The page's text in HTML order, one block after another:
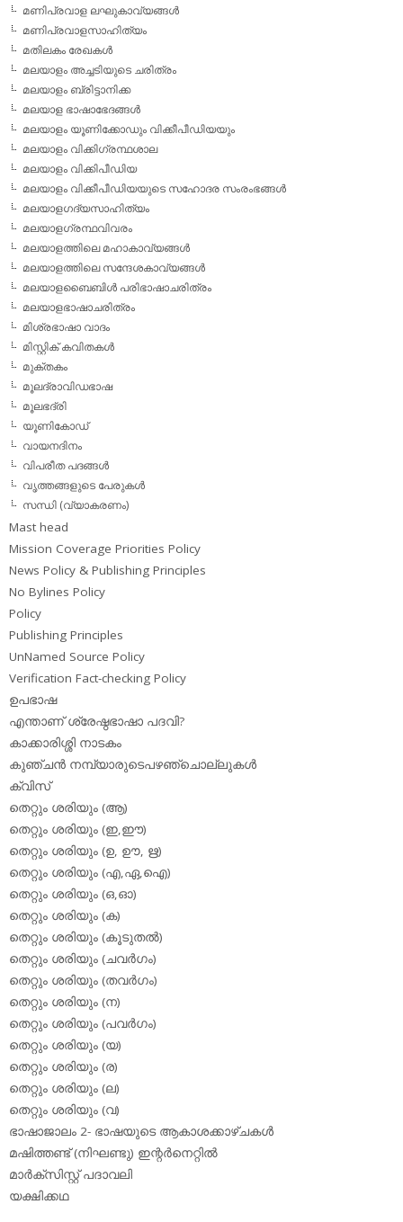
മണിപ്രവാള ലഘുകാവ്യങ്ങള്‍
മണിപ്രവാളസാഹിത്യം
മതിലകം രേഖകള്‍
മലയാളം അച്ചടിയുടെ ചരിത്രം
മലയാളം ബ്രിട്ടാനിക്ക
മലയാള ഭാഷാഭേദങ്ങള്‍
മലയാളം യൂണിക്കോഡും വിക്കീപീഡിയയും
മലയാളം വിക്കിഗ്രന്ഥശാല
മലയാളം വിക്കിപീഡിയ
മലയാളം വിക്കീപീഡിയയുടെ സഹോദര സംരംഭങ്ങള്‍
മലയാളഗദ്യസാഹിത്യം
മലയാളഗ്രന്ഥവിവരം
മലയാളത്തിലെ മഹാകാവ്യങ്ങള്‍
മലയാളത്തിലെ സന്ദേശകാവ്യങ്ങള്‍
മലയാളബൈബിള്‍ പരിഭാഷാചരിത്രം
മലയാളഭാഷാചരിത്രം
മിശ്രഭാഷാ വാദം
മിസ്റ്റിക് കവിതകള്‍
മുക്തകം
മൂലദ്രാവിഡഭാഷ
മൂലഭദ്രി
യൂണികോഡ്
വായനദിനം
വിപരീത പദങ്ങള്‍
വൃത്തങ്ങളുടെ പേരുകള്‍
സന്ധി (വ്യാകരണം)
Mast head
Mission Coverage Priorities Policy
News Policy & Publishing Principles
No Bylines Policy
Policy
Publishing Principles
UnNamed Source Policy
Verification Fact-checking Policy
ഉപഭാഷ
എന്താണ് ശ്രേഷ്ഠഭാഷാ പദവി?
കാക്കാരിശ്ശി നാടകം
കുഞ്ചന്‍ നമ്പ്യാരുടെപഴഞ്ചൊല്ലുകള്‍
ക്വിസ്
തെറ്റും ശരിയും (ആ)
തെറ്റും ശരിയും (ഇ,ഈ)
തെറ്റും ശരിയും (ഉ, ഊ, ഋ)
തെറ്റും ശരിയും (എ,ഏ,ഐ)
തെറ്റും ശരിയും (ഒ,ഓ)
തെറ്റും ശരിയും (ക)
തെറ്റും ശരിയും (കൂടുതല്‍)
തെറ്റും ശരിയും (ചവര്‍ഗം)
തെറ്റും ശരിയും (തവര്‍ഗം)
തെറ്റും ശരിയും (ന)
തെറ്റും ശരിയും (പവര്‍ഗം)
തെറ്റും ശരിയും (യ)
തെറ്റും ശരിയും (ര)
തെറ്റും ശരിയും (ല)
തെറ്റും ശരിയും (വ)
ഭാഷാജാലം 2- ഭാഷയുടെ ആകാശക്കാഴ്ചകള്‍
മഷിത്തണ്ട് (നിഘണ്ടു) ഇന്റര്‍നെറ്റില്‍
മാര്‍ക്‌സിസ്റ്റ് പദാവലി
യക്ഷിക്കഥ